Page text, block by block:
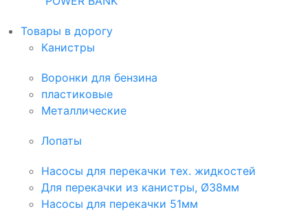
Товары в дорогу
Канистры
Воронки для бензина
пластиковые
Металлические
Лопаты
Насосы для перекачки тех. жидкостей
Для перекачки из канистры, Ø38мм
Насосы для перекачки 51мм